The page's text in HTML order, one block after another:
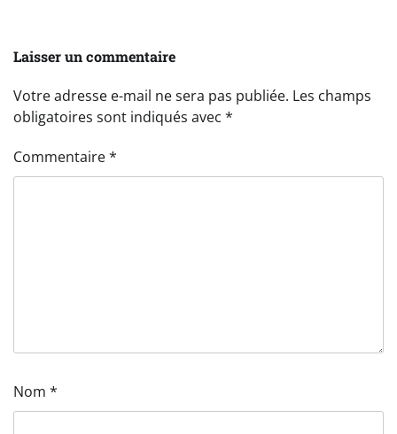
Laisser un commentaire
Votre adresse e-mail ne sera pas publiée. Les champs
obligatoires sont indiqués avec *
Commentaire*
Nom *